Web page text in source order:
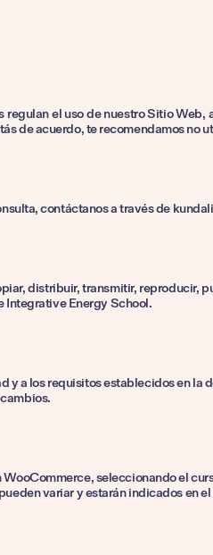
el uso de nuestro Sitio
de acuerdo, te recomendamos no
contáctanos a través de
distribuir, transmitir,
Integrative Energy School.
a los requisitos establecidos en
seleccionando el
variar y estarán indicados en